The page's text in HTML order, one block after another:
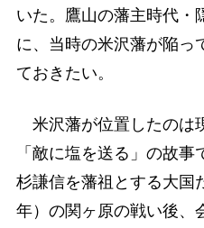
いた。鷹山の藩主時代・
に、当時の米沢藩が陥っ
ておきたい。
米沢藩が位置したのは
「敵に塩を送る」の故
杉謙信を藩祖とする大国
年）の関ヶ原の戦い後、